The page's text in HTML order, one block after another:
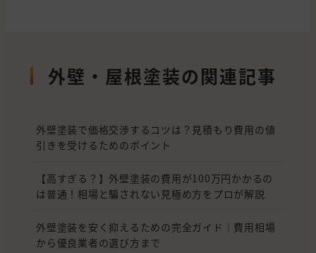
外壁・屋根塗装の関連記事
外壁塗装で価格交渉するコツは？見積もり費用の値
引きを受けるためのポイント
【高すぎる？】外壁塗装の費用が100万円かかるの
は普通！相場と騙されない見極め方をプロが解説
外壁塗装を安く抑えるための完全ガイド｜費用相場
から優良業者の選び方まで